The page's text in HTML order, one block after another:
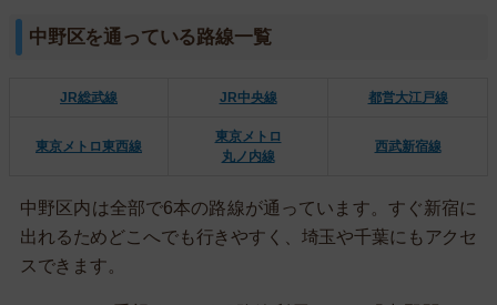
中野区を通っている路線一覧
JR総武線 JR中央線 都営大江戸線
東京メトロ東西線
東京メトロ
丸ノ内線
西武新宿線
中野区内は全部で6本の路線が通っています。すぐ新宿に
出れるためどこへでも行きやすく、埼玉や千葉にもアクセ
スできます。